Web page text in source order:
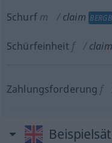
Schurfm claim BERGB
Schürfeinheit f claim
Zahlungsforderung f